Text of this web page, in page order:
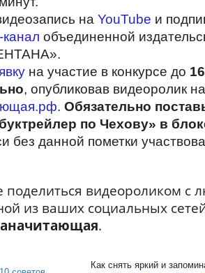
на YouTube и
объединенной
на участие в конкурсе до
, опубликовав видеоролик
. Обязательно
по Чехову» в
без данной пометки
поделиться видеороликом с
из ваших социальных
.
Как снять яркий и